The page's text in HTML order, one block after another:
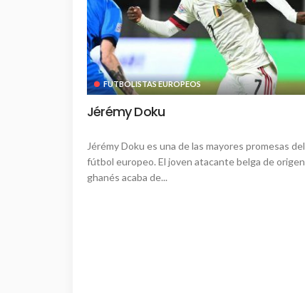
FUTBOLISTAS EUROPEOS
Jérémy Doku
Jérémy Doku es una de las mayores promesas del
fútbol europeo. El joven atacante belga de origen
ghanés acaba de...